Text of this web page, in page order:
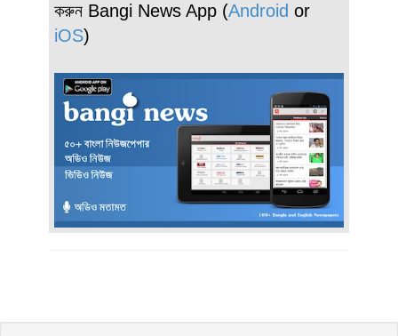
করুন Bangi News App (Android or
iOS)